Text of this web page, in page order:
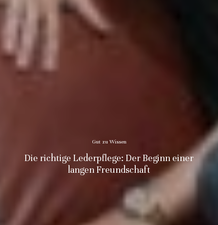
Gut zu Wissen
Die richtige Lederpflege: Der Beginn einer
langen Freundschaft